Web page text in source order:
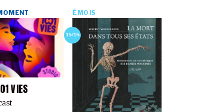
VIES
15/15
ÉMOIS